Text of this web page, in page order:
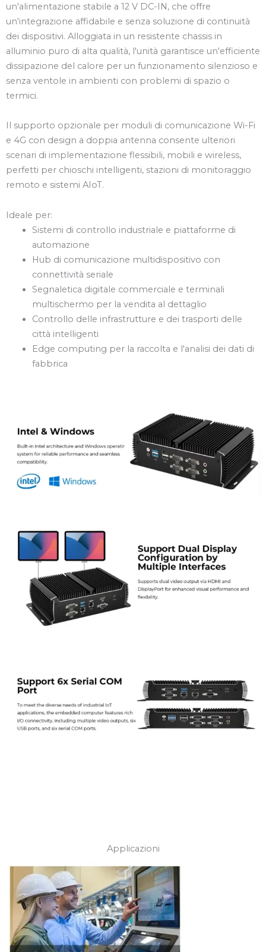
un'alimentazione stabile a 12 V DC-IN, che offre
un'integrazione affidabile e senza soluzione di continuità
dei dispositivi. Alloggiata in un resistente chassis in
alluminio puro di alta qualità, l'unità garantisce un'efficiente
dissipazione del calore per un funzionamento silenzioso e
senza ventole in ambienti con problemi di spazio o
termici.
Il supporto opzionale per moduli di comunicazione Wi-Fi
e 4G con design a doppia antenna consente ulteriori
scenari di implementazione flessibili, mobili e wireless,
perfetti per chioschi intelligenti, stazioni di monitoraggio
remoto e sistemi AIoT.
Ideale per:
Sistemi di controllo industriale e piattaforme di
automazione
Hub di comunicazione multidispositivo con
connettività seriale
Segnaletica digitale commerciale e terminali
multischermo per la vendita al dettaglio
Controllo delle infrastrutture e dei trasporti delle
città intelligenti
Edge computing per la raccolta e l'analisi dei dati di
fabbrica
Applicazioni